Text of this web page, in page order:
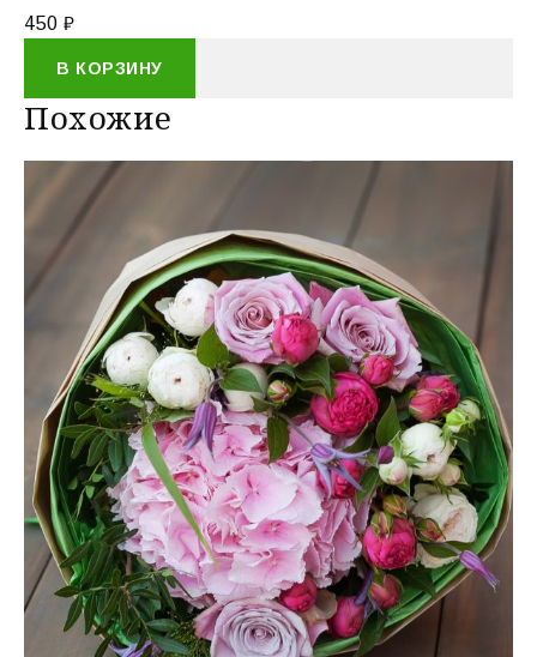
450 ₽
В КОРЗИНУ
Похожие